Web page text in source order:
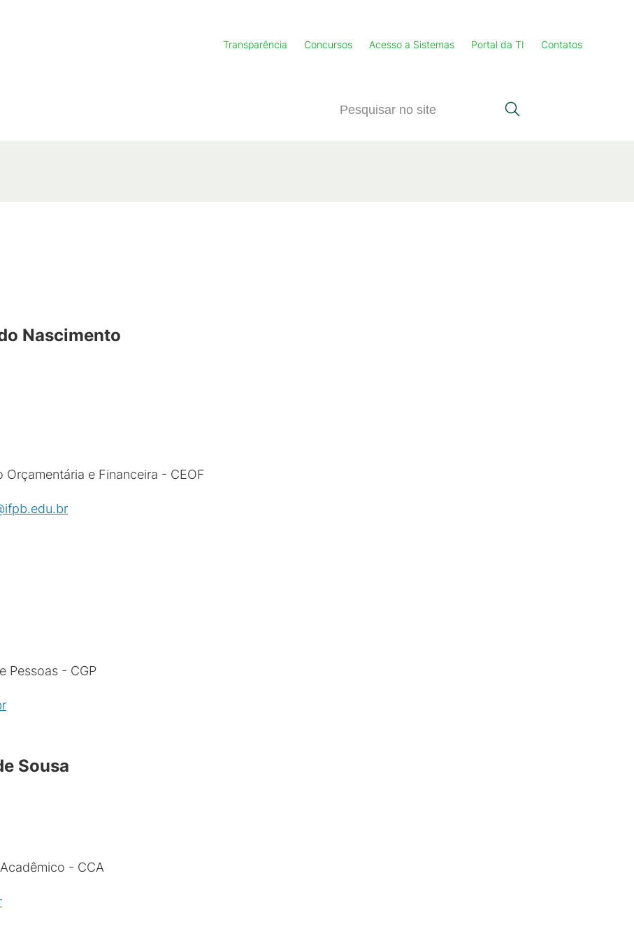
Transparência Concursos Acesso a Sistemas Portal da TI Contatos
Nascimento
e Financeira - CEOF
Pessoas - CGP
Sousa
- CCA